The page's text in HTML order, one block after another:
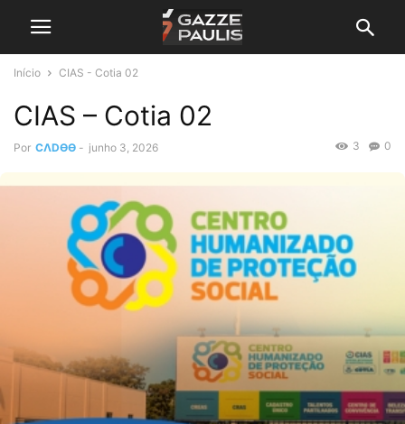
Início CIAS - Cotia 02
CIAS – Cotia 02
Por CΛDӨӨ - junho 3, 2026 0
3